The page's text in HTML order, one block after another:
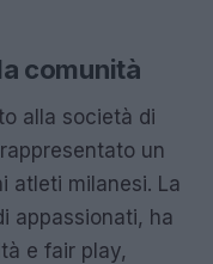
comunità
alla società di
un
atleti milanesi. La
appassionati, ha
e fair play,